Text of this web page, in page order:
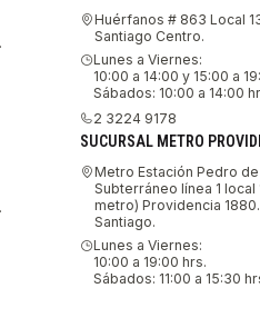
Huérfanos # 863 Local
Santiago Centro.
Lunes a Viernes:
10:00 a 14:00 y 15:00 a
Sábados: 10:00 a 14:00
2 3224 9178
SUCURSAL METRO
Metro Estación Pedro de
Subterráneo línea 1 local
metro) Providencia
Santiago.
Lunes a Viernes:
10:00 a 19:00 hrs.
Sábados: 11:00 a 15:30